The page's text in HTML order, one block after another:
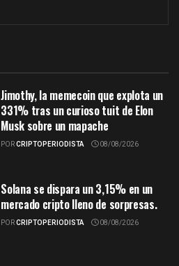
Jimothy, la memecoin que explota un
331% tras un curioso tuit de Elon
Musk sobre un mapache
PORCRIPTOPERIODISTA 08/08/2026
Solana se dispara un 3,15% en un
mercado cripto lleno de sorpresas.
PORCRIPTOPERIODISTA 08/08/2026